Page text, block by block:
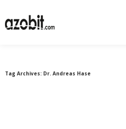
Tag Archives: Dr. Andreas Hase